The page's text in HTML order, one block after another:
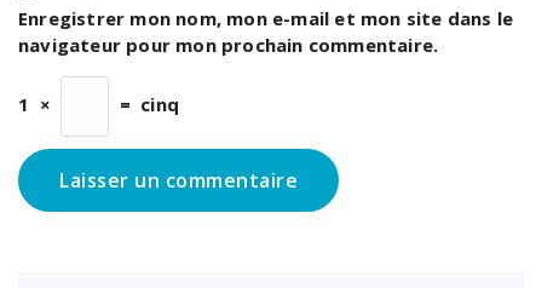
Enregistrer mon nom, mon e-mail et mon site dans le
navigateur pour mon prochain commentaire.
1 × = cinq